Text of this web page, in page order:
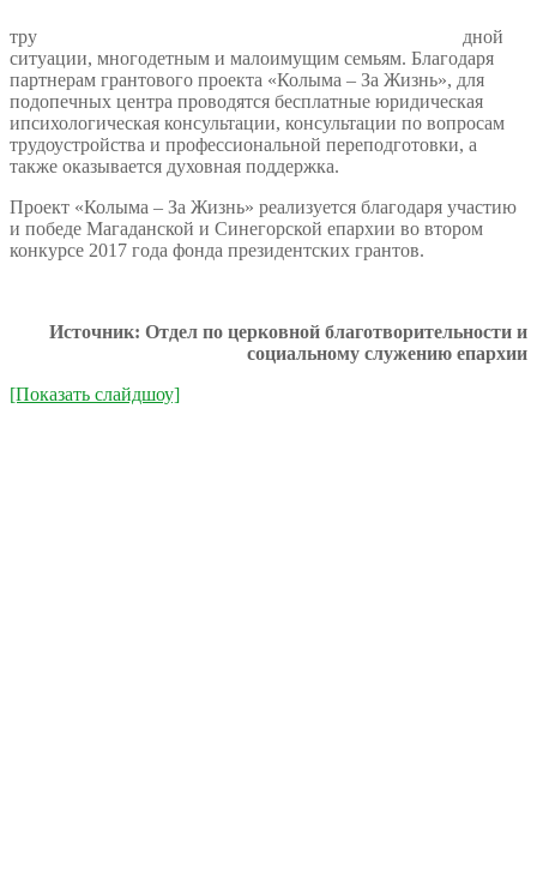
тру
дной
ситуации, многодетным и малоимущим семьям. Благодаря
партнерам грантового проекта «Колыма – За Жизнь», для
подопечных центра проводятся бесплатные юридическая
ипсихологическая консультации, консультации по вопросам
трудоустройства и профессиональной переподготовки, а
также оказывается духовная поддержка.
Проект «Колыма – За Жизнь» реализуется благодаря участию
и победе Магаданской и Синегорской епархии во втором
конкурсе 2017 года фонда президентских грантов.
Источник: Отдел по церковной благотворительности и
социальному служению епархии
[Показать слайдшоу]